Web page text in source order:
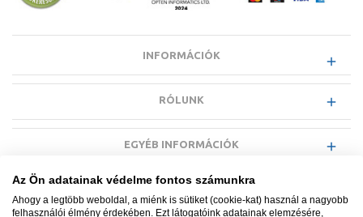
INFORMÁCIÓK
RÓLUNK
EGYÉB INFORMÁCIÓK
Az Ön adatainak védelme fontos számunkra
Ahogy a legtöbb weboldal, a miénk is sütiket (cookie-kat) használ a nagyobb
felhasználói élmény érdekében. Ezt látogatóink adatainak elemzésére,